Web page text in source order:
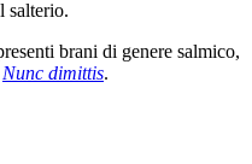
salterio.
brani di genere salmico,
Nunc dimittis.